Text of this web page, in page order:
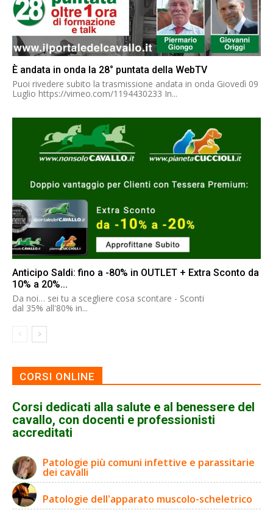
È andata in onda la 28° puntata della WebTV
Puoi rivedere subito la trasmissione andata in onda Giovedì 09
Luglio https://vimeo.com/1194430233 In...
Anticipo Saldi: fino a -80% in OUTLET + Extra Sconto da
10% a 20%...
Da noi… sei tu a scegliere cosa scontare - Sconti
dal 35% all'80% in...
CORSI ONLINE
Corsi dedicati alla salute e al benessere del
cavallo, con docenti e professionisti
accreditati
Patologie più comuni infettive e parassitarie
dei cavalli
Patologie dell'apparato muscolo-scheletrico